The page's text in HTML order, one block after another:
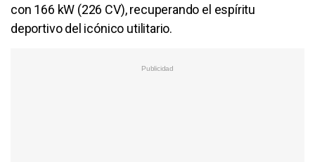
con 166 kW (226 CV), recuperando el espíritu
deportivo del icónico utilitario.